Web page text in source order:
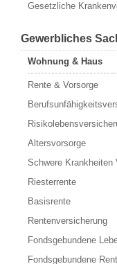
Gesetzliche
Gewerbliches
Wohnung & Haus
Rente & Vorsorge
Altersvorsorge
Schwere Krankheiten
Riesterrente
Basisrente
Rentenversicherung
Fondsgebundene
Fondsgebundene